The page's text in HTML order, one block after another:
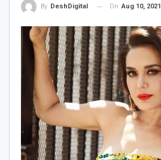
By DeshDigital On Aug 10, 2021